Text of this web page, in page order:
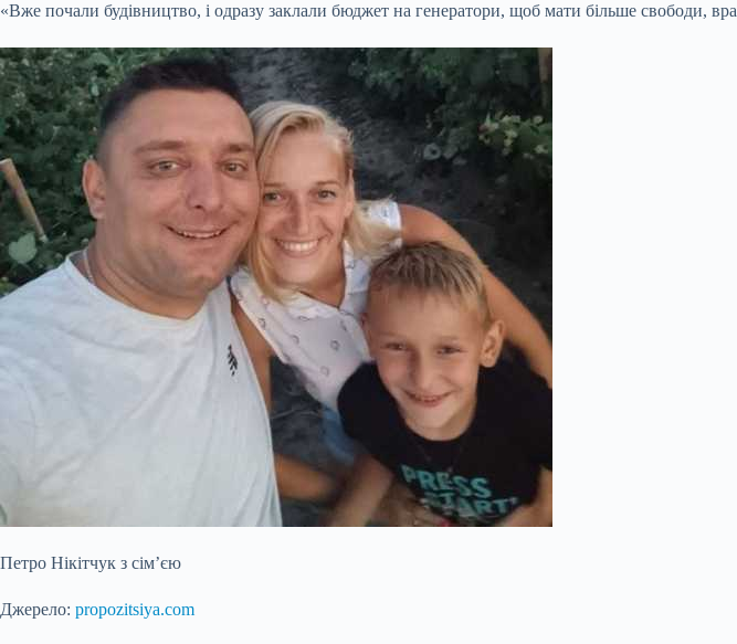
«Вже почали будівництво, і одразу заклали бюджет на генератори, щоб мати більше свободи,
Петро Нікітчук з сім’єю
Джерело: propozitsiya.com